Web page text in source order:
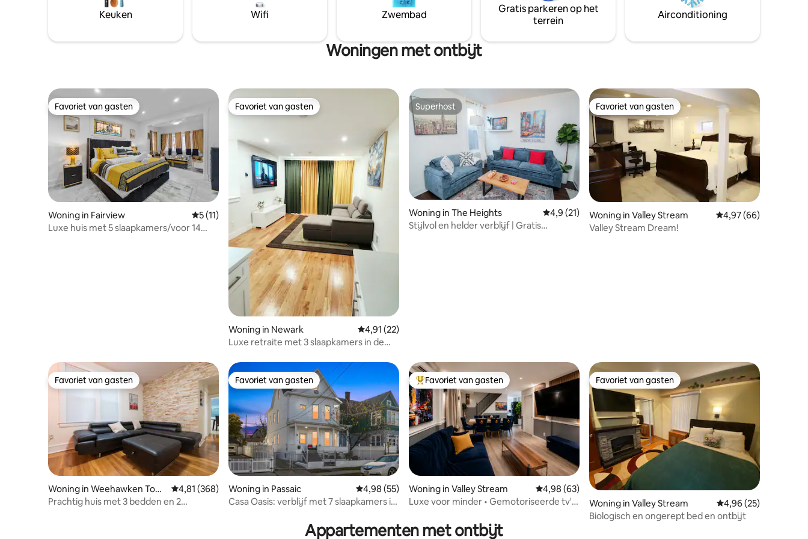
zijn 25 minuten rijden van beide
luchthavens. Gemakkelijk openbaar
metro naar Wall Street.
Keuken Wifi Zwembad
Gratis parkeren op het
terrein
Airconditioning
Woningen met ontbijt
Favoriet van gasten
Favoriet van gasten
Woning in Fairview Gemiddelde beoordeling van 5 op 5, 11 recensies
5 (11)
Luxe huis met 5 slaapkamers/voor 14
Favoriet van gasten
Favoriet van gasten
Woning in Newark Gemiddelde beoordeling van 4,91 op 5, 22 recensies
4,91 (22)
Luxe retraite met 3 slaapkamers in de
Superhost
Superhost
Woning in The Heights Gemiddelde beoordeling van 4,9 op 5, 21 recensies
4,9 (21)
Stijlvol en helder verblijf | Gratis
Favoriet van gasten
Favoriet van gasten
Woning in Valley Stream Gemiddelde
4,97 (66)
Valley Stream Dream!
Favoriet van gasten
Favoriet van gasten
Woning in Weehawken Tow
nship
Gemiddelde beoordeling van 4,81 op 5, 368 recensies
4,81 (368)
Prachtig huis met 3 bedden en 2
Favoriet van gasten
Favoriet van gasten
Woning in Passaic Gemiddelde beoordeling van 4,98 op 5, 55 recensies
4,98 (55)
Casa Oasis: verblijf met 7 slaapkamers in
Topfavoriet van gasten
Favoriet van gasten
Woning in Valley Stream Gemiddelde beoordeling van 4,98 op 5, 63 recensies
4,98 (63)
Luxe voor minder • Gemotoriseerde tv's
Favoriet van gasten
Favoriet van gasten
Woning in Valley Stream Gemiddelde
4,96 (25)
Biologisch en ongerept bed en ontbijt
Appartementen met ontbijt